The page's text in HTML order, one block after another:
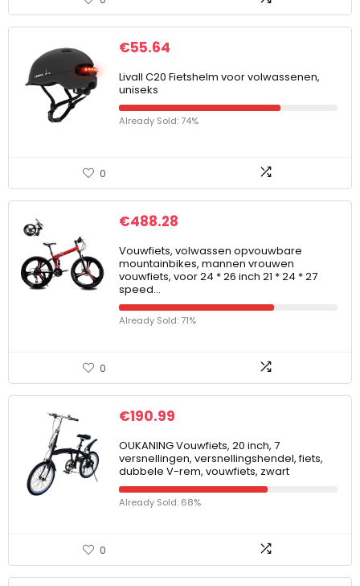
€55.64
Livall C20 Fietshelm voor volwassenen,
uniseks
Already Sold: 74%
0
€488.28
Vouwfiets, volwassen opvouwbare
mountainbikes, mannen vrouwen
vouwfiets, voor 24 * 26 inch 21 * 24 * 27
speed…
Already Sold: 71%
0
€190.99
OUKANING Vouwfiets, 20 inch, 7
versnellingen, versnellingshendel, fiets,
dubbele V-rem, vouwfiets, zwart
Already Sold: 68%
0